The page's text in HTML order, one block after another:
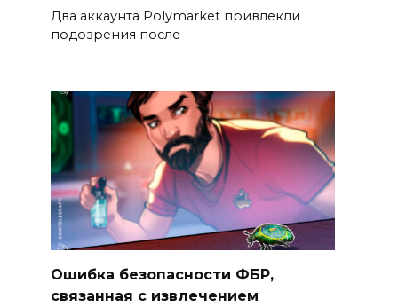
Два аккаунта Polymarket привлекли
подозрения после
Ошибка безопасности ФБР,
связанная с извлечением